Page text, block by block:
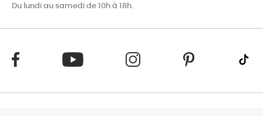
Du lundi au samedi de 10h à 18h.